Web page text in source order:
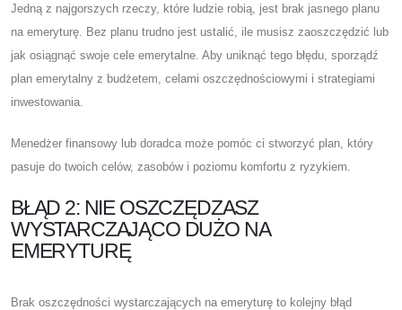
Jedną z najgorszych rzeczy, które ludzie robią, jest brak jasnego planu
na emeryturę. Bez planu trudno jest ustalić, ile musisz zaoszczędzić lub
jak osiągnąć swoje cele emerytalne. Aby uniknąć tego błędu, sporządź
plan emerytalny z budżetem, celami oszczędnościowymi i strategiami
inwestowania.
Menedżer finansowy lub doradca może pomóc ci stworzyć plan, który
pasuje do twoich celów, zasobów i poziomu komfortu z ryzykiem.
BŁĄD 2: NIE OSZCZĘDZASZ
WYSTARCZAJĄCO DUŻO NA
EMERYTURĘ
Brak oszczędności wystarczających na emeryturę to kolejny błąd